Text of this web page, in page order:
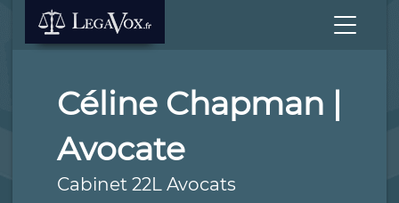
Céline Chapman |
Avocate
Cabinet 22L Avocats